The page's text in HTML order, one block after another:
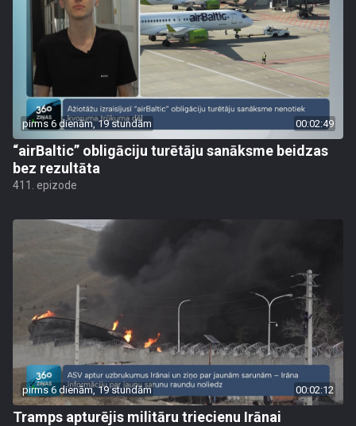
pirms 6 dienām, 19 stundām 00:02:49
“airBaltic” obligāciju turētāju sanāksme beidzas
bez rezultāta
411. epizode
pirms 6 dienām, 19 stundām 00:02:12
Tramps apturējis militāru triecienu Irānai